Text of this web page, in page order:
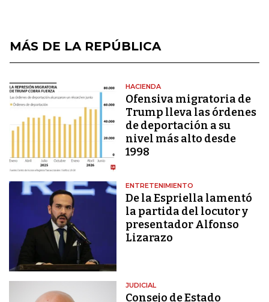
MÁS DE LA REPÚBLICA
HACIENDA
Ofensiva migratoria de
Trump lleva las órdenes
de deportación a su
nivel más alto desde
1998
ENTRETENIMIENTO
De la Espriella lamentó
la partida del locutor y
presentador Alfonso
Lizarazo
JUDICIAL
Consejo de Estado